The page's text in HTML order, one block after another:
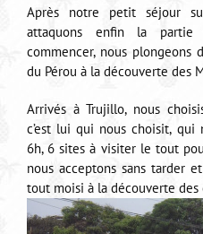
Après notre petit séjour
attaquons enfin la partie
commencer, nous plongeons
du Pérou à la découverte des
Arrivés à Trujillo, nous
c’est lui qui nous choisit, qui
6h, 6 sites à visiter le tout
nous acceptons sans tarder
tout moisi à la découverte